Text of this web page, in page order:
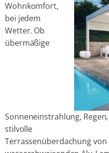
Wohnkomfort,
bei jedem
Wetter. Ob
übermäßige
Sonneneinstrahlung,
stilvolle
Terrassenüberdachung